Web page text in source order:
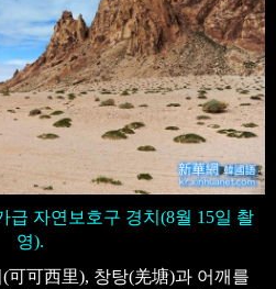
급 자연보호구 경치(8월 15일 촬
영).
可西里), 창탕(羌塘)과 어깨를